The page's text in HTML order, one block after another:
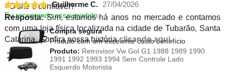
- O site é confiável?
Resposta:Sim, estamos há anos no mercado e contamos
com uma loja física localizada na cidade de Tubarão, Santa
Catarina. Confira nossa históriaclicando aqui.
Guilherme C. 27/04/2026
Eu recomendo esse produto.
Compra segura
Produto com um excelente custo benefício
Produto: Retrovisor Vw Gol G1 1988 1989 1990
1991 1992 1993 1994 Sem Controle Lado
Esquerdo Motorista